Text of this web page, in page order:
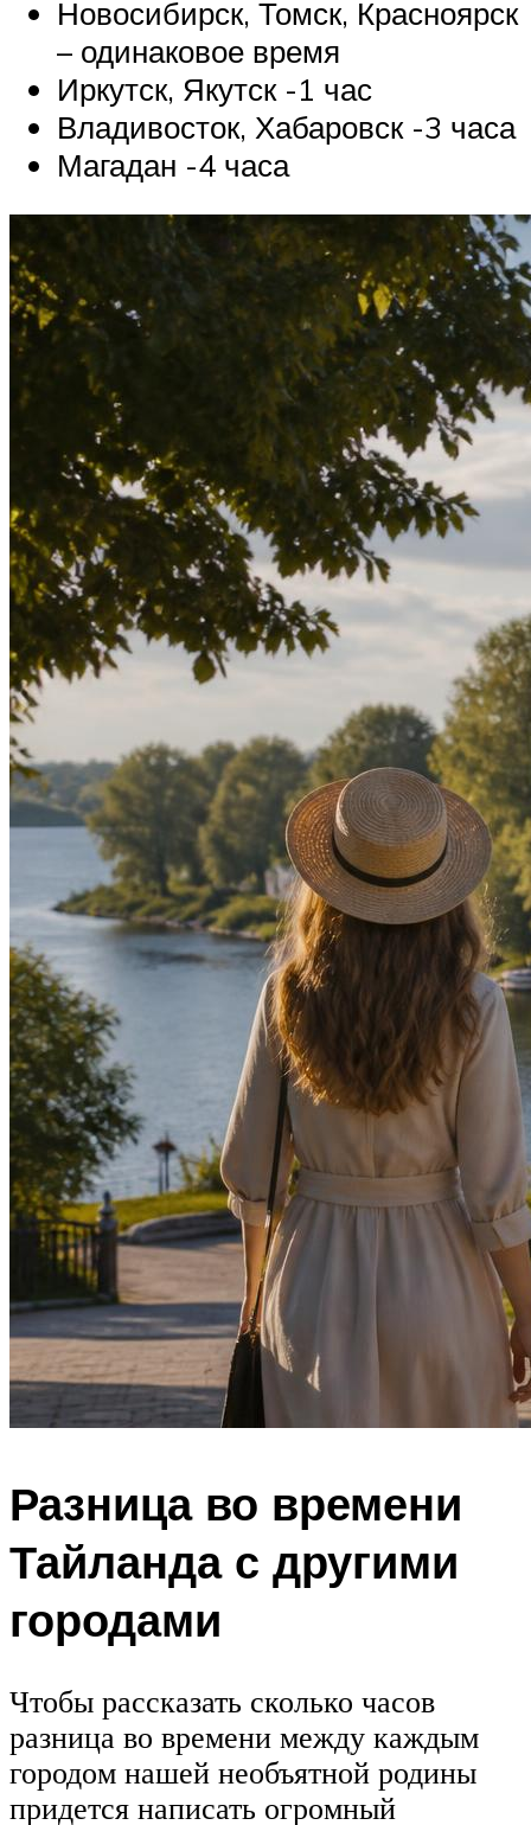
Новосибирск, Томск, Красноярск
– одинаковое время
Иркутск, Якутск -1 час
Владивосток, Хабаровск -3 часа
Магадан -4 часа
Разница во времени
Тайланда с другими
городами
Чтобы рассказать сколько часов
разница во времени между каждым
городом нашей необъятной родины
придется написать огромный